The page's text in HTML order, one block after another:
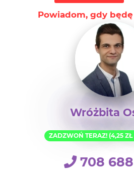
Powiadom, gdy
Wróżbita
ZADZWOŃ TERAZ! (4,25
708